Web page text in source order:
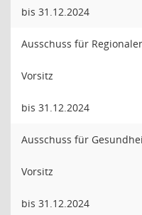
bis 31.12.2024
Ausschuss für
Vorsitz
bis 31.12.2024
Ausschuss für
Vorsitz
bis 31.12.2024